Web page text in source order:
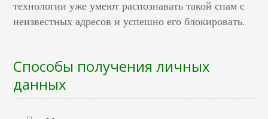
технологии уже умеют распознавать такой спам с
неизвестных адресов и успешно его блокировать.
Способы получения личных
данных